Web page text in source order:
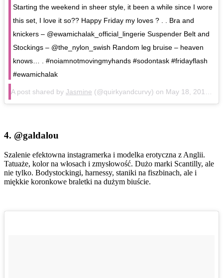
Starting the weekend in sheer style, it been a while since I wore
this set, I love it so?? Happy Friday my loves ? . . Bra and
knickers – @ewamichalak_official_lingerie Suspender Belt and
Stockings – @the_nylon_swish Random leg bruise – heaven
knows… . #noiamnotmovingmyhands #sodontask #fridayflash
#ewamichalak
A post shared by Jasmine (@quirkyandcurvy) on May 18, 2018 at 5:35pm PDT
4. @galdalou
Szalenie efektowna instagramerka i modelka erotyczna z Anglii.
Tatuaże, kolor na włosach i zmysłowość. Dużo marki Scantilly, ale
nie tylko. Bodystockingi, harnessy, staniki na fiszbinach, ale i
miękkie koronkowe braletki na dużym biuście.